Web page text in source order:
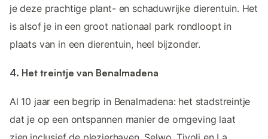
je deze prachtige plant- en schaduwrijke dierentuin. Het
is alsof je in een groot nationaal park rondloopt in
plaats van in een dierentuin, heel bijzonder.
4. Het treintje van Benalmadena
Al 10 jaar een begrip in Benalmadena: het stadstreintje
dat je op een ontspannen manier de omgeving laat